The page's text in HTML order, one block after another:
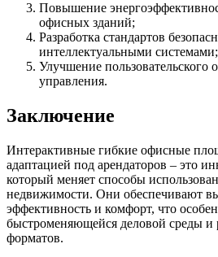
Повышение
офисных зданий;
Разработка стандартов
интеллектуальными системами;
Улучшение пользовательского
управления.
Заключение
Интерактивные гибкие офисные
адаптацией под арендаторов – это
который меняет способы
недвижимости. Они обеспечивают
эффективность и комфорт, что
быстроменяющейся деловой среды и
форматов.